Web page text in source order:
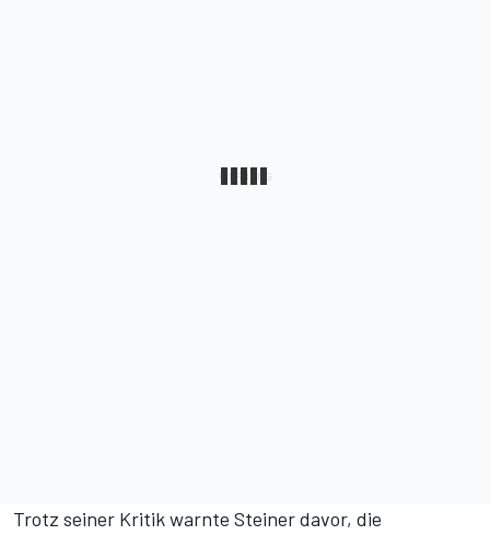
Trotz seiner Kritik warnte Steiner davor, die